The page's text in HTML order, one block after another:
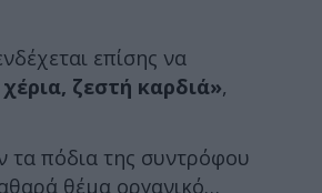
επίσης να
ζεστή καρδιά»,
τα πόδια της συντρόφου
θέμα οργανικό…